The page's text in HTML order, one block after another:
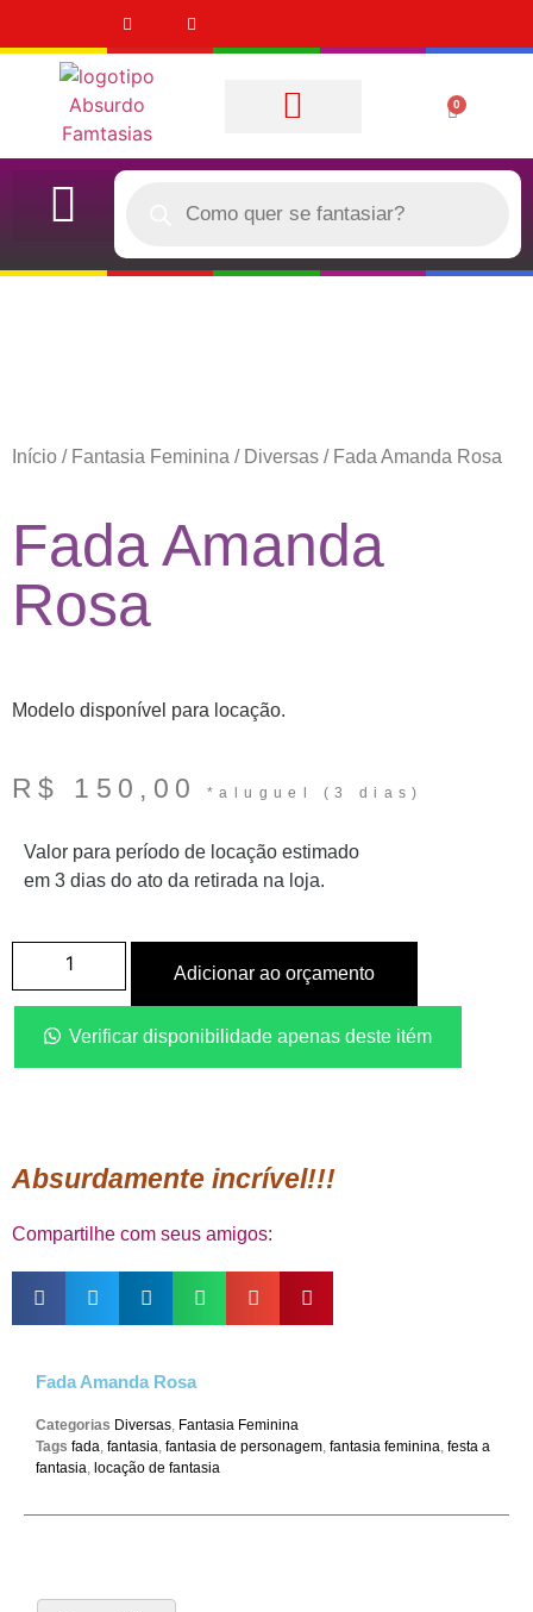
0
Início / Fantasia Feminina / Diversas / Fada Amanda Rosa
Fada Amanda
Rosa
Modelo disponível para locação.
R$ 150,00
Valor para período de locação estimado
em 3 dias do ato da retirada na loja.
Adicionar ao orçamento
Verificar disponibilidade apenas deste itém
Absurdamente incrível!!!
Compartilhe com seus amigos:
Fada Amanda Rosa
Categorias Diversas, Fantasia Feminina
Tags fada, fantasia, fantasia de personagem, fantasia feminina, festa a
fantasia, locação de fantasia